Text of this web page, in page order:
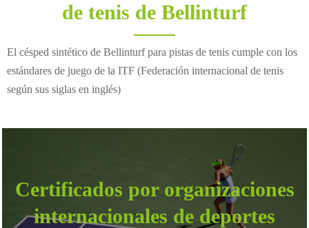
de tenis de Bellinturf
El césped sintético de Bellinturf para pistas de tenis cumple con los
estándares de juego de la ITF (Federación internacional de tenis
según sus siglas en inglés)
Certificados por organizaciones
internacionales de deportes